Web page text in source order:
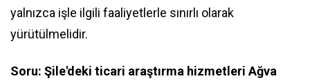
yalnızca işle ilgili faaliyetlerle sınırlı olarak
yürütülmelidir.
Soru: Şile'deki ticari araştırma hizmetleri Ağva